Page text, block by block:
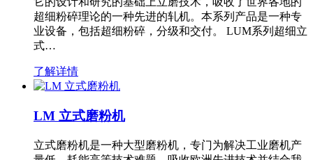
超细粉碎理论的一种先进的轧机。本系列产品是一种专
业设备，包括超细粉碎，分级和交付。 LUM系列超细立
式…
了解详情
LM 立式磨粉机
立式磨粉机是一种大型磨粉机，专门为解决工业磨机产